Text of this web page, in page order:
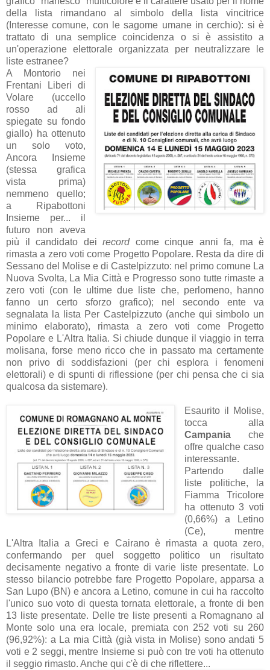
della lista rimandano al simbolo della lista vincitrice
(Interesse comune, con le sagome umane in cerchio): si è
trattato di una semplice coincidenza o si è assistito a
un'operazione elettorale organizzata per neutralizzare le
liste estranee?
A Montorio nei
Frentani Liberi di
Volare (uccello
rosso ad ali
spiegate su fondo
giallo) ha ottenuto
un solo voto,
Ancora Insieme
(stessa grafica
vista prima)
nemmeno quello;
a Ripabottoni
Insieme per... il
futuro non aveva
più il candidato dei recordcome cinque anni fa, ma è
rimasta a zero voti come Progetto Popolare. Resta da dire di
Sessano del Molise e di Castelpizzuto: nel primo comune La
Nuova Svolta, La Mia Città e Progresso sono tutte rimaste a
zero voti (con le ultime due liste che, perlomeno, hanno
fanno un certo sforzo grafico); nel secondo ente va
segnalata la lista Per Castelpizzuto (anche qui simbolo un
minimo elaborato), rimasta a zero voti come Progetto
Popolare e L'Altra Italia. Si chiude dunque il viaggio in terra
molisana, forse meno ricco che in passato ma certamente
non privo di soddisfazioni (per chi esplora i fenomeni
elettorali) e di spunti di riflessione (per chi pensa che ci sia
qualcosa da sistemare).
Esaurito il Molise,
tocca alla
Campaniache
offre qualche caso
interessante.
Partendo dalle
liste politiche, la
Fiamma Tricolore
ha ottenuto 3 voti
(0,66%) a Letino
(Ce), mentre
L'Altra Italia a Greci e Cairano è rimasta a quota zero,
confermando per quel soggetto politico un risultato
decisamente negativo a fronte di varie liste presentate. Lo
stesso bilancio potrebbe fare Progetto Popolare, apparsa a
San Lupo (BN) e ancora a Letino, comune in cui ha raccolto
l'unico suo voto di questa tornata elettorale, a fronte di ben
13 liste presentate. Delle tre liste presenti a Romagnano al
Monte solo una era locale, premiata con 252 voti su 260
(96,92%): a La mia Città (già vista in Molise) sono andati 5
voti e 2 seggi, mentre Insieme si può con tre voti ha ottenuto
il seggio rimasto. Anche qui c'è di che riflettere...